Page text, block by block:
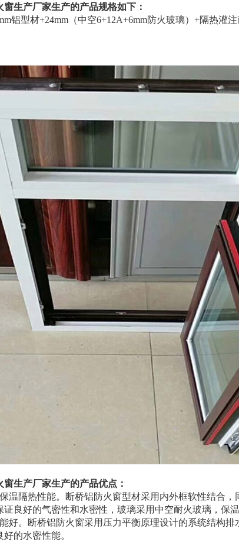
窗生产厂家生产的产品规格如下：
铝型材+24mm（中空6+12A+6mm防火玻璃）+隔热
窗生产厂家生产的产品优点：
温隔热性能。断桥铝防火窗型材采用内外框软性结合
证良好的气密性和水密性，玻璃采用中空耐火玻璃，保温
好。断桥铝防火窗采用压力平衡原理设计的系统结构
的水密性能。